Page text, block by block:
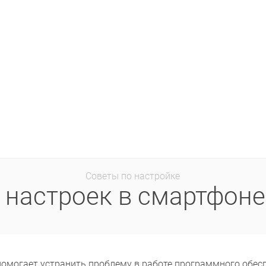
Советы по настройке
в